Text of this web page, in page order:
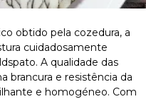
obtido pela cozedura, a
cuidadosamente
A qualidade das
brancura e resistência da
e homogéneo. Com